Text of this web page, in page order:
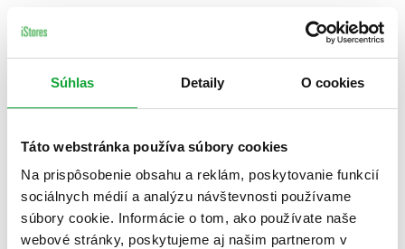
Súhlas Detaily O cookies
Táto webstránka používa súbory cookies
Na prispôsobenie obsahu a reklám, poskytovanie funkcií
sociálnych médií a analýzu návštevnosti používame
súbory cookie. Informácie o tom, ako používate naše
webové stránky, poskytujeme aj našim partnerom v